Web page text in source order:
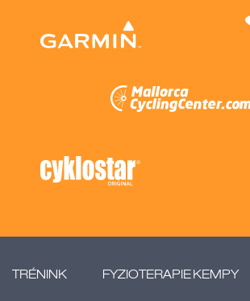
TRÉNINK FYZIOTERAPIE KEMPY